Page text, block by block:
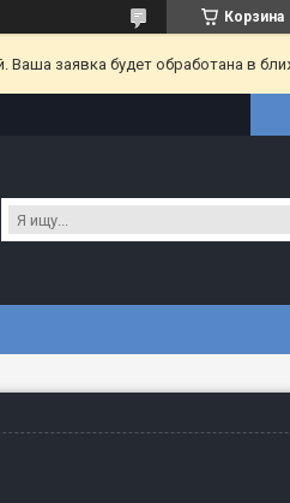
Корзина
заявка будет обработана в